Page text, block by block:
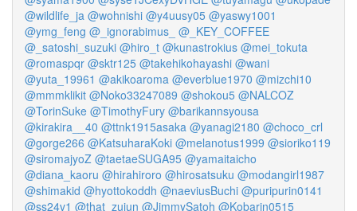
@wildlife_ja @wohnishi @y4uusy05 @yaswy1001
@ymg_feng @_ignorabimus_ @_KEY_COFFEE
@_satoshi_suzuki @hiro_t @kunastrokius @mei_tokuta
@romaspqr @sktr125 @takehikohayashi @wani
@yuta_19961 @akikoaroma @everblue1970 @mizchi10
@mmmklikit @Noko33247089 @shokou5 @NALCOZ
@TorinSuke @TimothyFury @barikannsyousa
@kirakira__40 @ttnk1915asaka @yanagi2180 @choco_crl
@gorge266 @KatsuharaKoki @melanotus1999 @sioriko119
@siromajyoZ @taetaeSUGA95 @yamaitaicho
@diana_kaoru @hirahiroro @hirosatsuku @modangirl1987
@shimakid @hyottokoddh @naeviusBuchi @puripurin0141
@ss24v1 @that_zuiun @JimmySatoh @Kobarin0515